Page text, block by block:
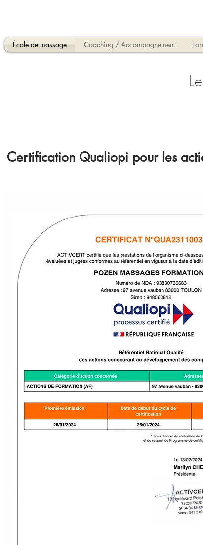
École de massage Coaching / Accompagnement
Certification Qualiopi pour les